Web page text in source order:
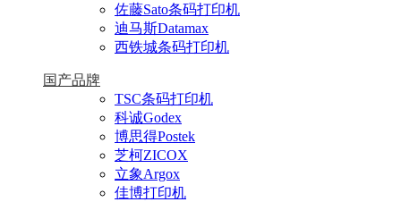
佐藤Sato条码打印机
迪马斯Datamax
西铁城条码打印机
国产品牌
TSC条码打印机
科诚Godex
博思得Postek
芝柯ZICOX
立象Argox
佳博打印机